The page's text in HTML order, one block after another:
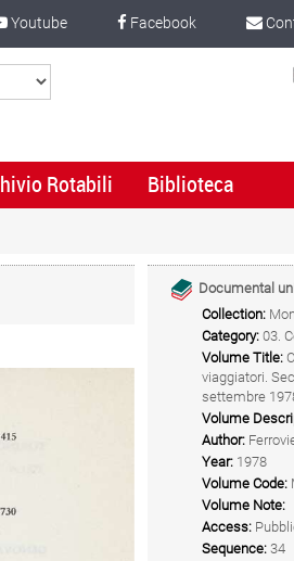
Facebook
Youtube
Rotabili Biblioteca
Documental
Collection:
Category: 03.
Volume Title:
viaggiatori.
settembre
Volume
Author:
Year: 1978
Volume Code:
Volume Note:
Access:
Sequence: 34